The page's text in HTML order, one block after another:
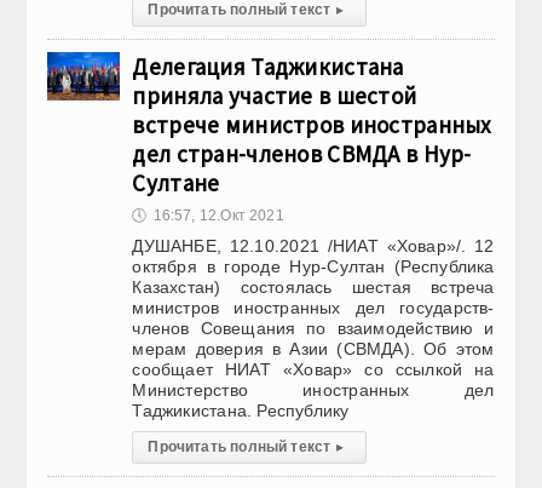
Прочитать полный текст ▸
Делегация Таджикистана
приняла участие в шестой
встрече министров иностранных
дел стран-членов СВМДА в Нур-
Султане
🕔 16:57, 12.Окт 2021
ДУШАНБЕ, 12.10.2021 /НИАТ «Ховар»/. 12
октября в городе Нур-Султан (Республика
Казахстан) состоялась шестая встреча
министров иностранных дел государств-
членов Совещания по взаимодействию и
мерам доверия в Азии (СВМДА). Об этом
сообщает НИАТ «Ховар» со ссылкой на
Министерство иностранных дел
Таджикистана. Республику
Прочитать полный текст ▸